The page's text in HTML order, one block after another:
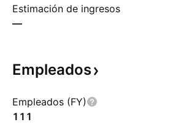
Estimación de ingresos
—
Empleados
Empleados (FY)
111